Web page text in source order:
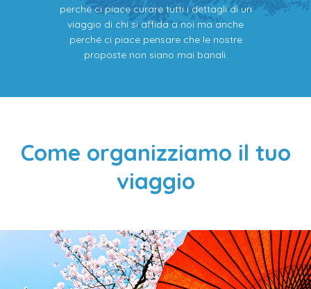
perché ci piace curare tutti i dettagli di un
viaggio di chi si affida a noi ma anche
perché ci piace pensare che le nostre
proposte non siano mai banali.
Come organizziamo il tuo
viaggio